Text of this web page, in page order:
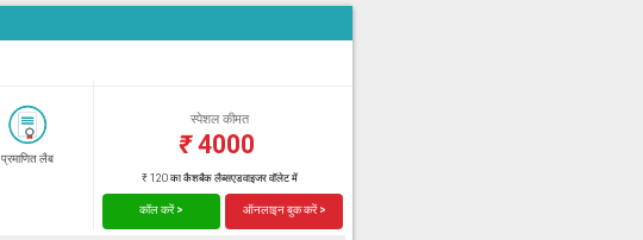
प्रमाणित लैब
स्पेशल कीमत
₹4000
₹ 120 का कैशबैक लैब्सएडवाइजर वॉलेट में
कॉल करें > ऑनलाइन बुक करें >